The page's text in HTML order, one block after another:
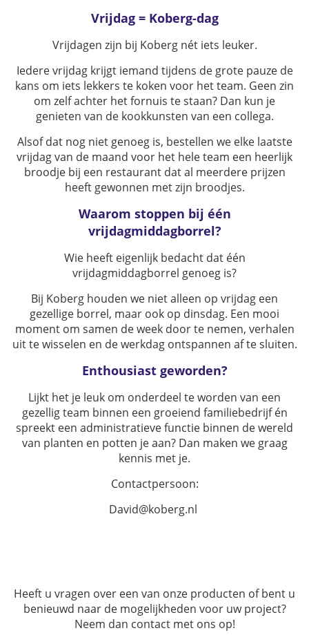
Vrijdag = Koberg-dag
Vrijdagen zijn bij Koberg nét iets leuker.
Iedere vrijdag krijgt iemand tijdens de grote pauze de
kans om iets lekkers te koken voor het team. Geen zin
om zelf achter het fornuis te staan? Dan kun je
genieten van de kookkunsten van een collega.
Alsof dat nog niet genoeg is, bestellen we elke laatste
vrijdag van de maand voor het hele team een heerlijk
broodje bij een restaurant dat al meerdere prijzen
heeft gewonnen met zijn broodjes.
Waarom stoppen bij één
vrijdagmiddagborrel?
Wie heeft eigenlijk bedacht dat één
vrijdagmiddagborrel genoeg is?
Bij Koberg houden we niet alleen op vrijdag een
gezellige borrel, maar ook op dinsdag. Een mooi
moment om samen de week door te nemen, verhalen
uit te wisselen en de werkdag ontspannen af te sluiten.
Enthousiast geworden?
Lijkt het je leuk om onderdeel te worden van een
gezellig team binnen een groeiend familiebedrijf én
spreekt een administratieve functie binnen de wereld
van planten en potten je aan? Dan maken we graag
kennis met je.
Contactpersoon:
David@koberg.nl
Heeft u vragen over een van onze producten of bent u
benieuwd naar de mogelijkheden voor uw project?
Neem dan contact met ons op!